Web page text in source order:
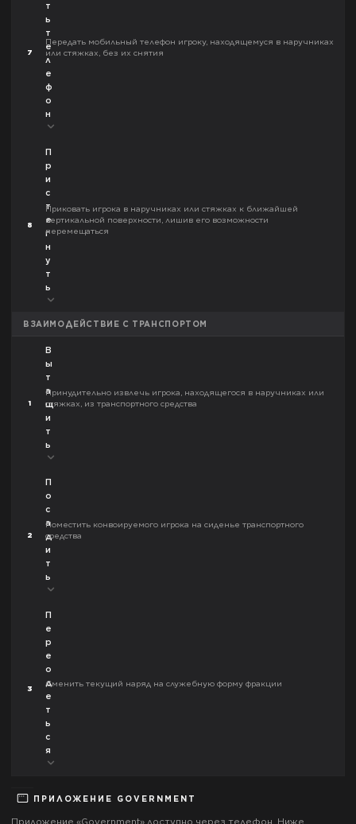
7
т
ь
т
е
л
е
ф
о
н
Передать мобильный телефон игроку, находящемуся в наручниках
или стяжках, без их снятия
8
П
р
и
с
т
е
г
н
у
т
ь
Приковать игрока в наручниках или стяжках к ближайшей
вертикальной поверхности, лишив его возможности
перемещаться
ВЗАИМОДЕЙСТВИЕ С ТРАНСПОРТОМ
1
В
ы
т
а
щ
и
т
ь
Принудительно извлечь игрока, находящегося в наручниках или
стяжках, из транспортного средства
2
П
о
с
а
д
и
т
ь
Поместить конвоируемого игрока на сиденье транспортного
средства
3
П
е
р
е
о
д
е
т
ь
с
я
Сменить текущий наряд на служебную форму фракции
ПРИЛОЖЕНИЕ GOVERNMENT
Приложение «Government» доступно через телефон. Ниже